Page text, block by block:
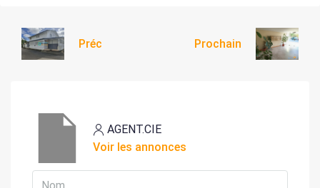
Préc Prochain
AGENT.CIE
Voir les annonces